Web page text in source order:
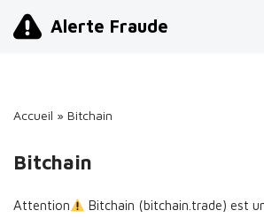
Alerte Fraude
Accueil » Bitchain
Bitchain
Attention
Bitchain (bitchain.trade) est